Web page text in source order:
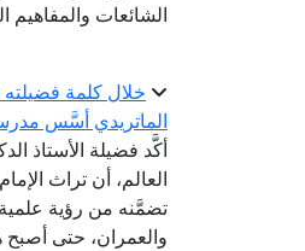
الشائعات والمفاهيم
خلال كلمة فضيلته
الماتريدي أسَّس
أكَّد فضيلة الأستاذ
العالم، أن تراث
تضمَّنه من رؤية
والعمران، حتى أصبح